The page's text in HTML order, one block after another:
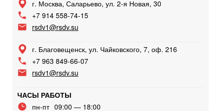
г. Москва, Саларьево, ул. 2-я Новая, 30
+7 914 558-74-15
rsdv1@rsdv.su
г. Благовещенск, ул. Чайковского, 7, оф. 216
+7 963 849-66-07
rsdv1@rsdv.su
ЧАСЫ РАБОТЫ
пн-пт 09:00 — 18:00